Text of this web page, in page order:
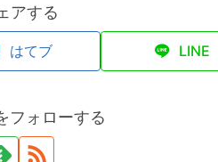
アする
はてブ LINE
フォローする